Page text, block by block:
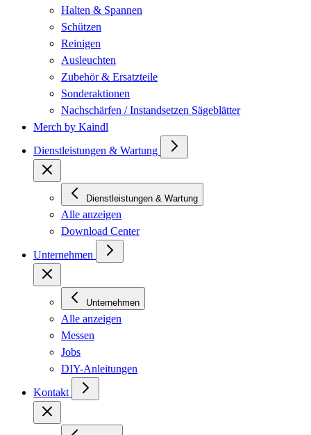
Halten & Spannen
Schützen
Reinigen
Ausleuchten
Zubehör & Ersatzteile
Sonderaktionen
Nachschärfen / Instandsetzen Sägeblätter
Merch by Kaindl
Dienstleistungen & Wartung
Dienstleistungen & Wartung
Alle anzeigen
Download Center
Unternehmen
Unternehmen
Alle anzeigen
Messen
Jobs
DIY-Anleitungen
Kontakt